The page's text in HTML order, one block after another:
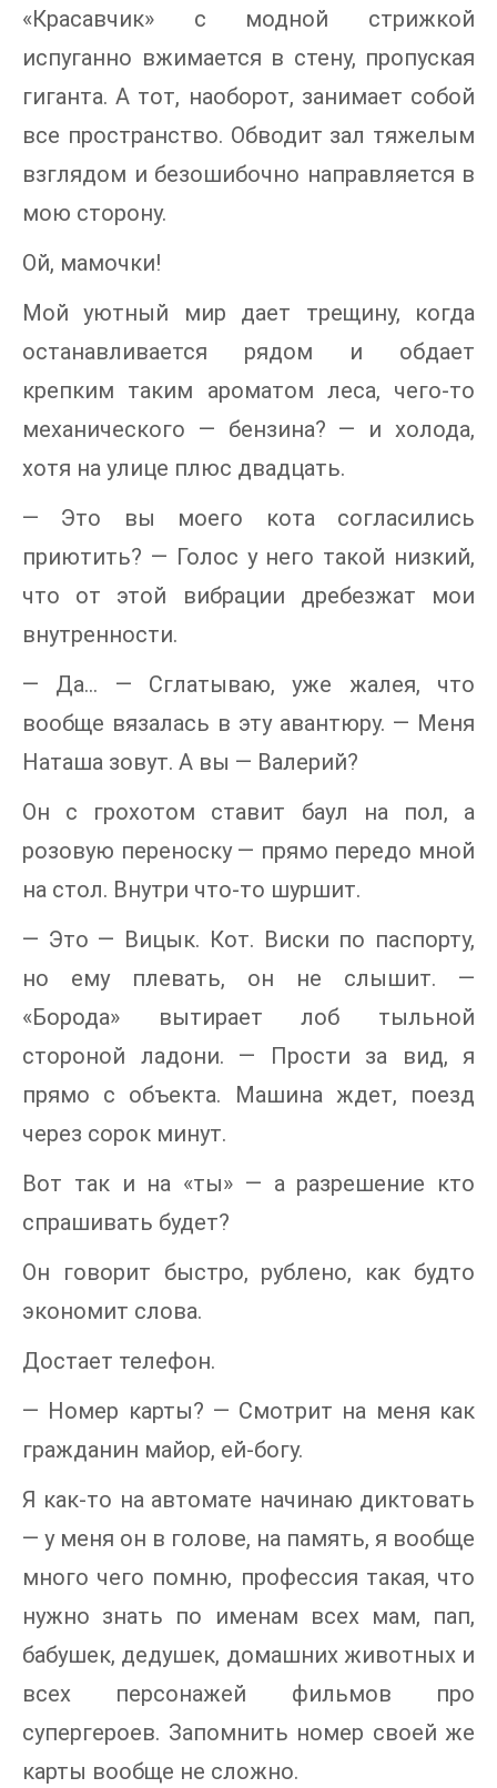
«Красавчик» с модной стрижкой
испуганно вжимается в стену, пропуская
гиганта. А тот, наоборот, занимает собой
все пространство. Обводит зал тяжелым
взглядом и безошибочно направляется в
мою сторону.
Ой, мамочки!
Мой уютный мир дает трещину, когда
останавливается рядом и обдает
крепким таким ароматом леса, чего-то
механического — бензина? — и холода,
хотя на улице плюс двадцать.
— Это вы моего кота согласились
приютить? — Голос у него такой низкий,
что от этой вибрации дребезжат мои
внутренности.
— Да… — Сглатываю, уже жалея, что
вообще вязалась в эту авантюру. — Меня
Наташа зовут. А вы — Валерий?
Он с грохотом ставит баул на пол, а
розовую переноску — прямо передо мной
на стол. Внутри что-то шуршит.
— Это — Вицык. Кот. Виски по паспорту,
но ему плевать, он не слышит. —
«Борода» вытирает лоб тыльной
стороной ладони. — Прости за вид, я
прямо с объекта. Машина ждет, поезд
через сорок минут.
Вот так и на «ты» — а разрешение кто
спрашивать будет?
Он говорит быстро, рублено, как будто
экономит слова.
Достает телефон.
— Номер карты? — Смотрит на меня как
гражданин майор, ей-богу.
Я как-то на автомате начинаю диктовать
— у меня он в голове, на память, я вообще
много чего помню, профессия такая, что
нужно знать по именам всех мам, пап,
бабушек, дедушек, домашних животных и
всех персонажей фильмов про
супергероев. Запомнить номер своей же
карты вообще не сложно.